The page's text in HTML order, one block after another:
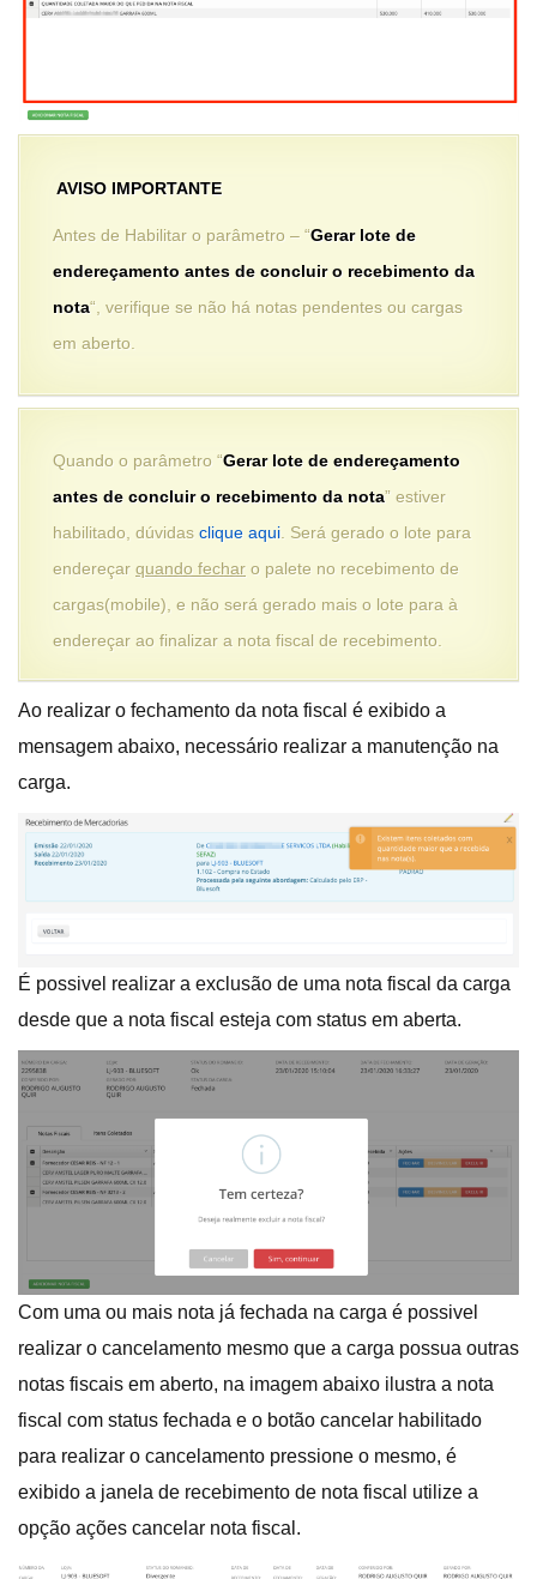
AVISO IMPORTANTE
Antes de Habilitar o parâmetro – “Gerar lote de
endereçamento antes de concluir o recebimento da
nota“, verifique se não há notas pendentes ou cargas
em aberto.
Quando o parâmetro “Gerar lote de endereçamento
antes de concluir o recebimento da nota” estiver
habilitado, dúvidas clique aqui. Será gerado o lote para
endereçar quando fechar o palete no recebimento de
cargas(mobile), e não será gerado mais o lote para à
endereçar ao finalizar a nota fiscal de recebimento.
Ao realizar o fechamento da nota fiscal é exibido a
mensagem abaixo, necessário realizar a manutenção na
carga.
É possivel realizar a exclusão de uma nota fiscal da carga
desde que a nota fiscal esteja com status em aberta.
Com uma ou mais nota já fechada na carga é possivel
realizar o cancelamento mesmo que a carga possua outras
notas fiscais em aberto, na imagem abaixo ilustra a nota
fiscal com status fechada e o botão cancelar habilitado
para realizar o cancelamento pressione o mesmo, é
exibido a janela de recebimento de nota fiscal utilize a
opção ações cancelar nota fiscal.